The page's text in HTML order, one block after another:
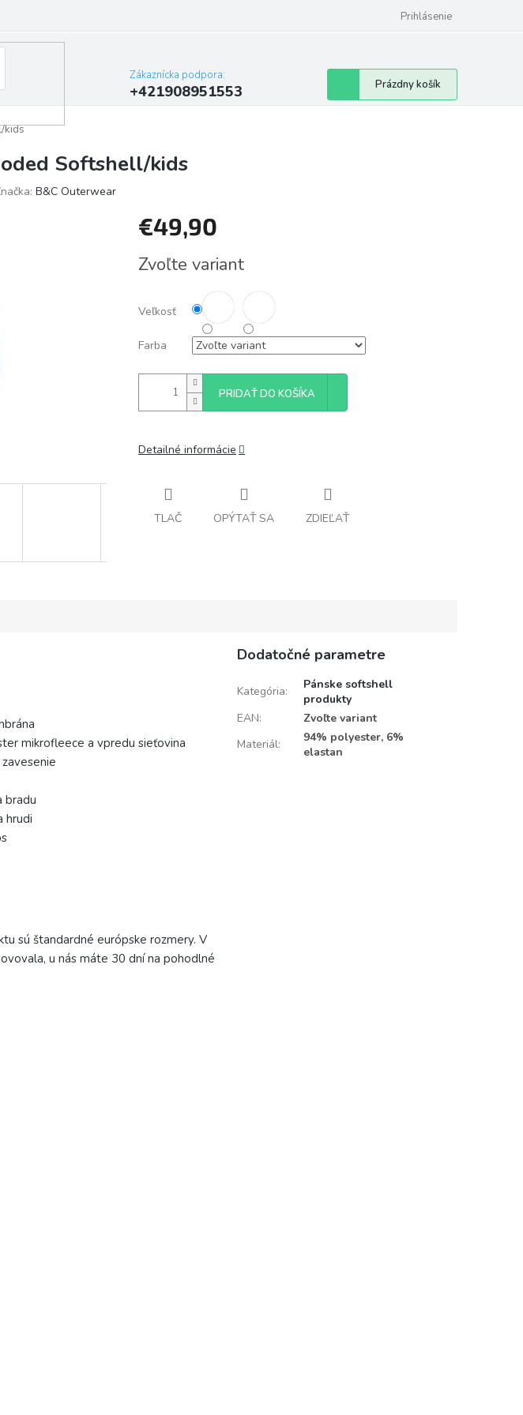
údajov Prihlásenie
Zákaznícka podpora:
+421908951553
Nákupný
košík
Prázdny košík
kids
Softshell/kids
B&C Outerwear
€49,90
cena:
Zvoľte variant
Veľkosť
Farba
PRIDAŤ DO KOŠÍKA
Detailné informácie
TLAČ OPÝTAŤ SA ZDIEĽAŤ
mikrofleece a vpredu sieťovina
bradu
hrudi
sú štandardné európske rozmery. V
u nás máte 30 dní na pohodlné
Dodatočné parametre
Kategória:
Pánske softshell
produkty
EAN:
Zvoľte variant
Materiál:
94% polyester, 6%
elastan